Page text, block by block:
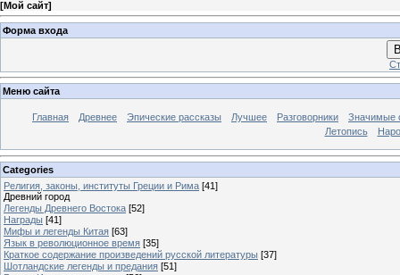
[Мой сайт]
Форма входа
Меню сайта
Главная Древнее Эпические рассказы Лучшее Разговорники
Значимые
Летопись
Categories
Религия, законы, институты Греции и Рима [41]
Древний город
Легенды Древнего Востока [52]
Награды [41]
Мифы и легенды Китая [63]
Язык в революционное время [35]
Краткое содержание произведений русской литературы [37]
Шотландские легенды и предания [51]